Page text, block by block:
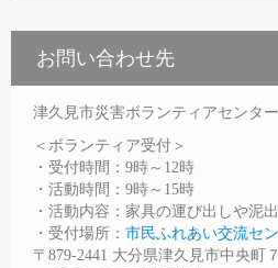
お問い合わせ先
津久見市災害ボランティアセンター
＜ボランティア受付＞
・受付時間：9時～12時
・活動時間：9時～15時
・活動内容：家具の運び出しや泥
・受付場所： 市民ふれあい交流セ
〒879-2441 大分県津久見市中央町